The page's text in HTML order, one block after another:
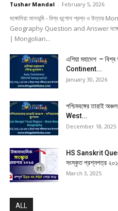
Tushar Mandal - February 5, 2026
মঙ্গোলিয়া মালভূমি - বিশ্ব ভূগোল প্রশ্ন ও
Geography Question and Answer
| Mongolian...
এশিয়া মহাদেশ –
Continent...
January 30, 2026
পশ্চিমবঙ্গের তারাই
West...
December 18, 2025
HS Sanskrit
সংস্কৃত প্রশ্নপত্র
March 3, 2025
ALL